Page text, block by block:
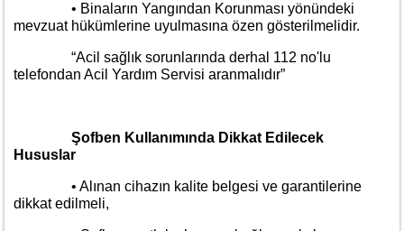
• Binaların Yangından Korunması yönündeki
mevzuat hükümlerine uyulmasına özen gösterilmelidir.
“Acil sağlık sorunlarında derhal 112 no'lu
telefondan Acil Yardım Servisi aranmalıdır”
Şofben Kullanımında Dikkat Edilecek
Hususlar
• Alınan cihazın kalite belgesi ve garantilerine
dikkat edilmeli,